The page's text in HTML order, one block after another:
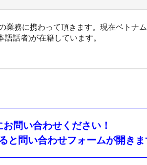
業務に携わって頂きます。現在ベトナ
語話者)が在籍しています。
お問い合わせください！
と問い合わせフォームが開き